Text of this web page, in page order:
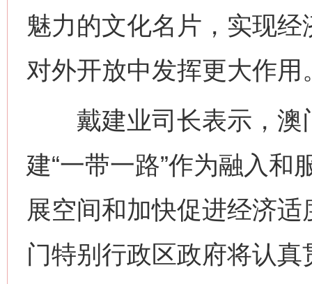
魅力的文化名片，实现
对外开放中发挥更大作用
戴建业司长表示，澳
建“一带一路”作为融入
展空间和加快促进经济
门特别行政区政府将认